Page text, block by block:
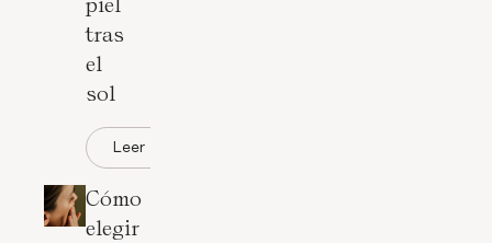
tras
el
sol
Leer
Cómo
elegir